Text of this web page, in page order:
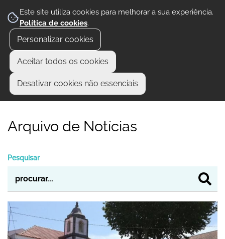
Este site utiliza cookies para melhorar a sua experiência.
Política de cookies.
Personalizar cookies
Aceitar todos os cookies
Desativar cookies não essenciais
Arquivo de Notícias
Pesquisar
Começaram as obras de Reabilitação da